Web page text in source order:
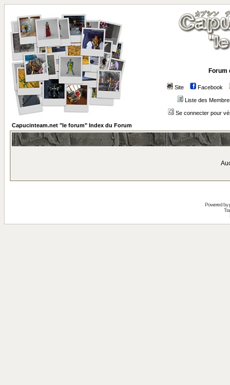
Forum
Site Facebook
Liste des
Se connecter pour
Capucinteam.net "le forum" Index du Forum
Powered by